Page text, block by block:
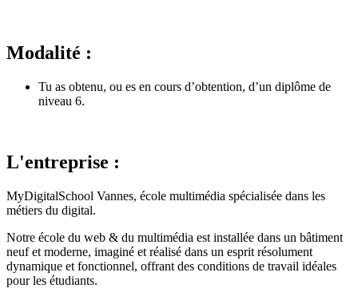
Modalité :
Tu as obtenu, ou es en cours d’obtention, d’un diplôme de
niveau 6.
L'entreprise :
MyDigitalSchool Vannes, école multimédia spécialisée dans les
métiers du digital.
Notre école du web & du multimédia est installée dans un bâtiment
neuf et moderne, imaginé et réalisé dans un esprit résolument
dynamique et fonctionnel, offrant des conditions de travail idéales
pour les étudiants.